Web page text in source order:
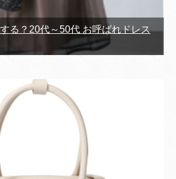
る？20代～50代 お呼ばれドレス